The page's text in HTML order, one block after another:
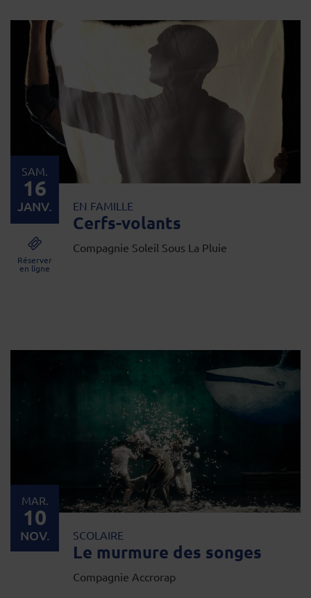
EN FAMILLE
Cerfs-volants
Compagnie Soleil Sous La Pluie
SAM.
16
JANV.
Réserver
en ligne
SCOLAIRE
Le murmure des songes
Compagnie Accrorap
MAR.
10
NOV.